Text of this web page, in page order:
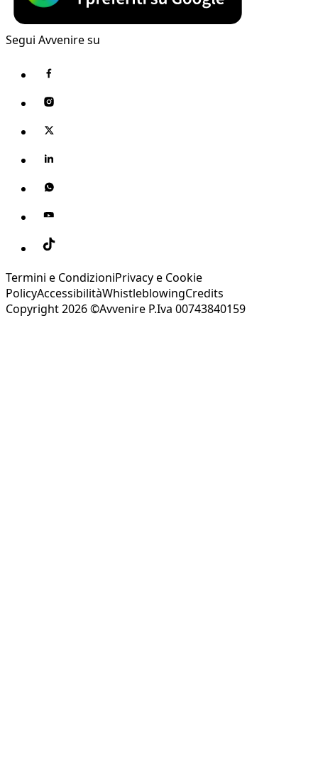
Segui Avvenire su
Termini e CondizioniPrivacy e Cookie
PolicyAccessibilitàWhistleblowingCredits
Copyright 2026 ©Avvenire P.Iva 00743840159